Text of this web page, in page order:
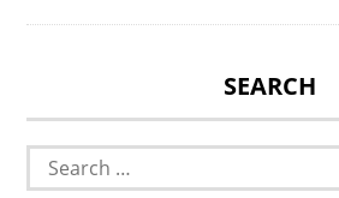
SEARCH
Search
for: